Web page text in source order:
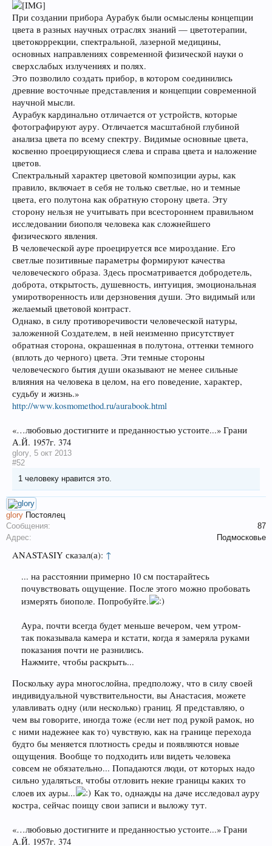
При создании прибора Аурабук были осмыслены концепции
цвета в разных научных отраслях знаний — цветотерапии,
цветокоррекции, спектральной, лазерной медицины,
основных направлениях современной физической науки о
сверхслабых излучениях и полях.
Это позволило создать прибор, в котором соединились
древние восточные представления и концепции современной
научной мысли.
Аурабук кардинально отличается от устройств, которые
фотографируют ауру. Отличается масштабной глубиной
анализа цвета по всему спектру. Видимые основные цвета,
косвенно проецирующиеся слева и справа цвета и наложение
цветов.
Спектральный характер цветовой композиции ауры, как
правило, включает в себя не только светлые, но и темные
цвета, его полутона как обратную сторону цвета. Эту
сторону нельзя не учитывать при всестороннем правильном
исследовании биополя человека как сложнейшего
физического явления.
В человеческой ауре проецируется все мироздание. Его
светлые позитивные параметры формируют качества
человеческого образа. Здесь просматривается добродетель,
доброта, открытость, душевность, интуиция, эмоциональная
умиротворенность или дерзновения души. Это видимый или
желаемый цветовой контраст.
Однако, в силу противоречивости человеческой натуры,
заложенной Создателем, в ней неизменно присутствует
обратная сторона, окрашенная в полутона, оттенки темного
(вплоть до черного) цвета. Эти темные стороны
человеческого бытия души оказывают не менее сильные
влияния на человека в целом, на его поведение, характер,
судьбу и жизнь.»
http://www.kosmomethod.ru/aurabook.html
«…любовью достигните и преданностью устоите...» Грани
А.Й. 1957г. 374
glory, 5 окт 2013
#52
1 человеку нравится это.
glory Постоялец
Сообщения:
87
Адрес:
Подмосковье
ANASTASIY сказал(а): ↑
... на расстоянии примерно 10 см постарайтесь
почувствовать ощущение. После этого можно пробовать
измерять биополе. Попробуйте.
Аура, почти всегда будет меньше вечером, чем утром-
так показывала камера и кстати, когда я замеряла руками
показания почти не разнились.
Нажмите, чтобы раскрыть...
Поскольку аура многослойна, предположу, что в силу своей
индивидуальной чувствительности, вы Анастасия, можете
улавливать одну (или несколько) границ. Я представляю, о
чем вы говорите, иногда тоже (если нет под рукой рамок, но
с ними надежнее как то) чувствую, как на границе перехода
будто бы меняется плотность среды и появляются новые
ощущения. Вообще то подходить или видеть человека
совсем не обязательно... Попадаются люди, от которых надо
сильно удаляться, чтобы отловить некие границы каких то
слоев их ауры...
Как то, однажды на даче исследовал ауру
костра, сейчас поищу свои записи и выложу тут.
«…любовью достигните и преданностью устоите...» Грани
А.Й. 1957г. 374